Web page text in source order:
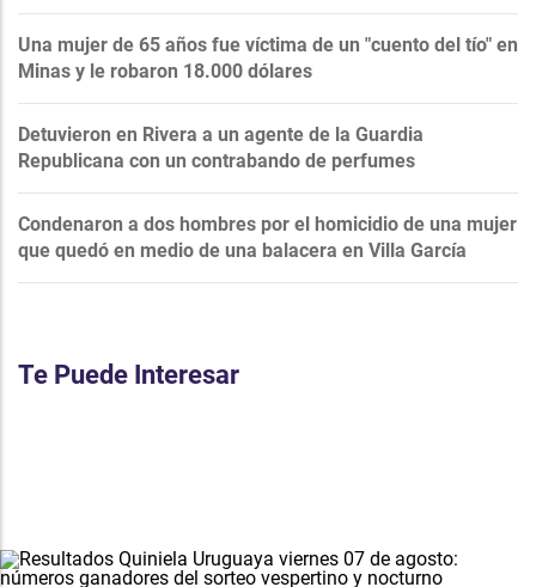
Una mujer de 65 años fue víctima de un "cuento del tío" en
Minas y le robaron 18.000 dólares
Detuvieron en Rivera a un agente de la Guardia
Republicana con un contrabando de perfumes
Condenaron a dos hombres por el homicidio de una mujer
que quedó en medio de una balacera en Villa García
Te Puede Interesar